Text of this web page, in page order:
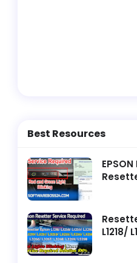
Best Resources
EPSON
L1218/